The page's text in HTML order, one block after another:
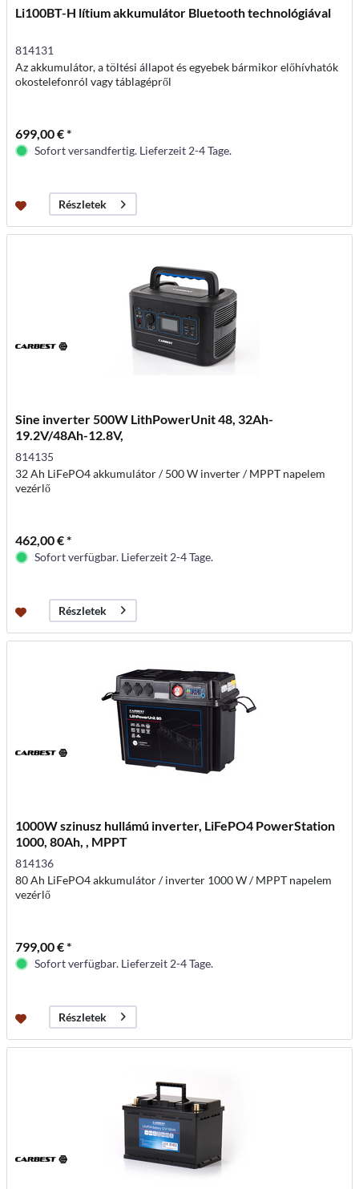
Li100BT-H lítium akkumulátor Bluetooth technológiával
814131
Az akkumulátor, a töltési állapot és egyebek bármikor előhívhatók
okostelefonról vagy táblagépről
699,00 € *
Sofort versandfertig. Lieferzeit 2-4 Tage.
Részletek
Sine inverter 500W LithPowerUnit 48, 32Ah-
19.2V/48Ah-12.8V,
814135
32 Ah LiFePO4 akkumulátor / 500 W inverter / MPPT napelem
vezérlő
462,00 € *
Sofort verfügbar. Lieferzeit 2-4 Tage.
Részletek
1000W szinusz hullámú inverter, LiFePO4 PowerStation
1000, 80Ah, , MPPT
814136
80 Ah LiFePO4 akkumulátor / inverter 1000 W / MPPT napelem
vezérlő
799,00 € *
Sofort verfügbar. Lieferzeit 2-4 Tage.
Részletek